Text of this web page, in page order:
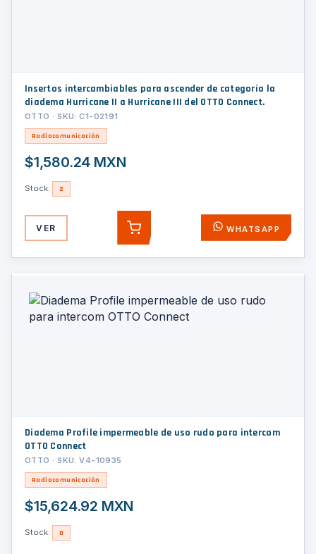
Insertos intercambiables para ascender de categoría la
diadema Hurricane II a Hurricane III del OTTO Connect.
OTTO · SKU: C1-02191
Radiocomunicación
$1,580.24 MXN
Stock: 2
VER AGREGAR WHATSAPP
Diadema Profile impermeable de uso rudo para intercom
OTTO Connect
OTTO · SKU: V4-10935
Radiocomunicación
$15,624.92 MXN
Stock: 0